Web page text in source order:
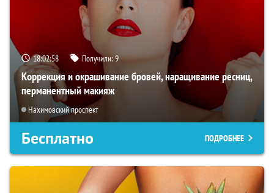
18:02:56 Получили:9
Коррекция и окрашивание бровей, наращивание ресниц,
перманентный макияж
Нахимовский проспект
Бесплатно ПОДРОБНЕЕ